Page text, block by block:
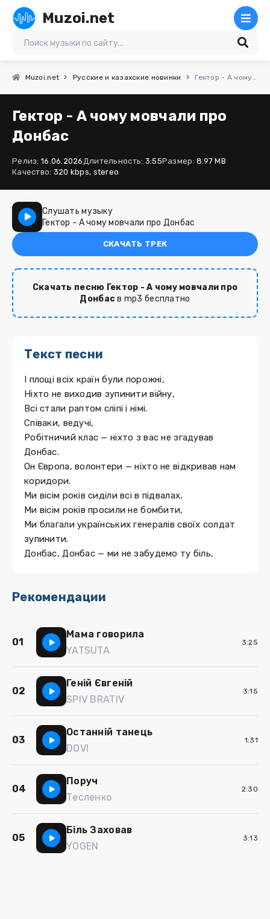
Muzoi.net
Muzoi.net Русские и казахские новинки Гектор - А чому мовчали про Донбас
Гектор - А чому мовчали про
Донбас
Релиз: 16.06.2026Длительность: 3:55Размер: 8.97 MB
Качество: 320 kbps, stereo
Слушать музыку
Гектор - А чому мовчали про Донбас
СКАЧАТЬ ТРЕК
Скачать песню Гектор - А чому мовчали про
Донбасв mp3 бесплатно
Текст песни
І площі всіх країн були порожні,
Ніхто не виходив зупинити війну,
Всі стали раптом сліпі і німі.
Співаки, ведучі,
Робітничий клас — ніхто з вас не згадував
Донбас.
Он Європа, волонтери — ніхто не відкривав нам
коридори.
Ми вісім років сиділи всі в підвалах,
Ми вісім років просили не бомбити,
Ми благали українських генералів своїх солдат
зупинити.
Донбас, Донбас — ми не забудемо ту біль,
Рекомендации
01
Мама говорила
YATSUTA
3:25
02
Геній Євгеній
SPIV BRATIV
3:15
03
Останній танець
DOVI
1:31
04
Поруч
Тесленко
2:30
05
Біль Заховав
YOGEN
3:13